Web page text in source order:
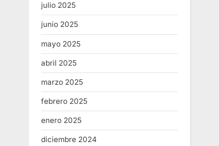
julio 2025
junio 2025
mayo 2025
abril 2025
marzo 2025
febrero 2025
enero 2025
diciembre 2024